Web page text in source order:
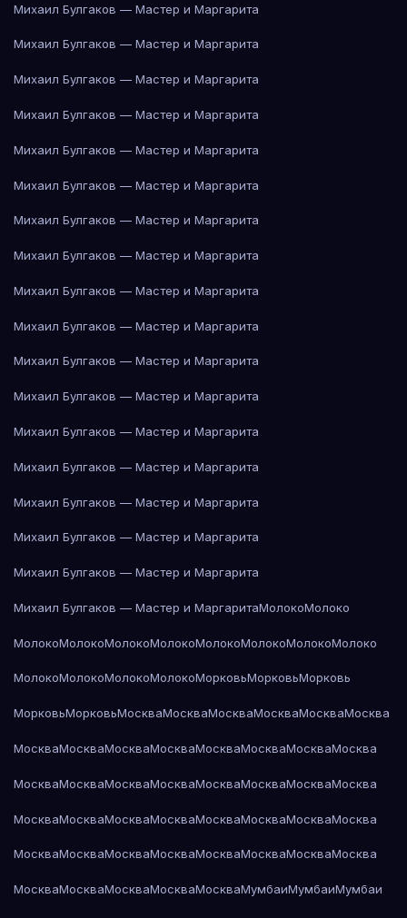
Михаил Булгаков — Мастер и Маргарита
Михаил Булгаков — Мастер и Маргарита
Михаил Булгаков — Мастер и Маргарита
Михаил Булгаков — Мастер и Маргарита
Михаил Булгаков — Мастер и Маргарита
Михаил Булгаков — Мастер и Маргарита
Михаил Булгаков — Мастер и Маргарита
Михаил Булгаков — Мастер и Маргарита
Михаил Булгаков — Мастер и Маргарита
Михаил Булгаков — Мастер и Маргарита
Михаил Булгаков — Мастер и Маргарита
Михаил Булгаков — Мастер и Маргарита
Михаил Булгаков — Мастер и Маргарита
Михаил Булгаков — Мастер и Маргарита
Михаил Булгаков — Мастер и Маргарита
Михаил Булгаков — Мастер и Маргарита
Михаил Булгаков — Мастер и Маргарита
Михаил Булгаков — Мастер и МаргаритаМолокоМолоко
МолокоМолокоМолокоМолокоМолокоМолокоМолокоМолоко
МолокоМолокоМолокоМолокоМорковьМорковьМорковь
МорковьМорковьМоскваМоскваМоскваМоскваМоскваМосква
МоскваМоскваМоскваМоскваМоскваМоскваМоскваМосква
МоскваМоскваМоскваМоскваМоскваМоскваМоскваМосква
МоскваМоскваМоскваМоскваМоскваМоскваМоскваМосква
МоскваМоскваМоскваМоскваМоскваМоскваМоскваМосква
МоскваМоскваМоскваМоскваМоскваМумбаиМумбаиМумбаи